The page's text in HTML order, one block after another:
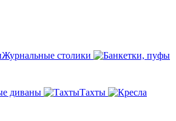
Журнальные столики
диваны
Тахты